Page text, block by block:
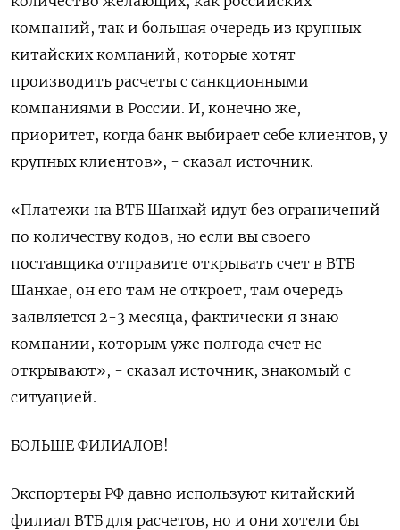
компаний, так и большая очередь из крупных
китайских компаний, которые хотят
производить расчеты с санкционными
компаниями в России. И, конечно же,
приоритет, когда банк выбирает себе клиентов, у
крупных клиентов», - сказал источник.
«Платежи на ВТБ Шанхай идут без ограничений
по количеству кодов, но если вы своего
поставщика отправите открывать счет в ВТБ
Шанхае, он его там не откроет, там очередь
заявляется 2-3 месяца, фактически я знаю
компании, которым уже полгода счет не
открывают», - сказал источник, знакомый с
ситуацией.
БОЛЬШЕ ФИЛИАЛОВ!
Экспортеры РФ давно используют китайский
филиал ВТБ для расчетов, но и они хотели бы